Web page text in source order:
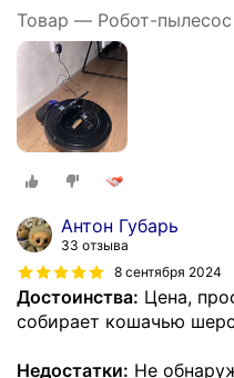
Товар — Робот-
Антон Губарь
33 отзыва
8 сентября 2024
Достоинства: Цена,
собирает кошачью
Недостатки: Не